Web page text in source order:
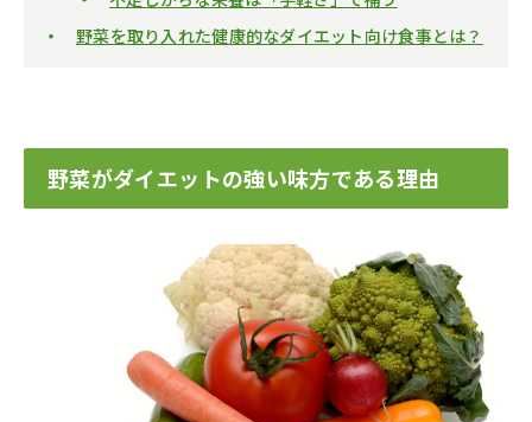
野菜を取り入れた健康的なダイエット向け食事とは？
野菜がダイエットの強い味方である理由